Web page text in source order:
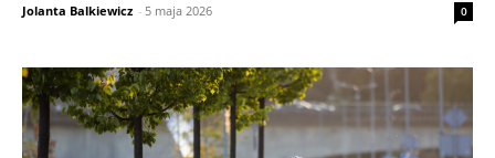
Jolanta Balkiewicz - 5 maja 2026 0